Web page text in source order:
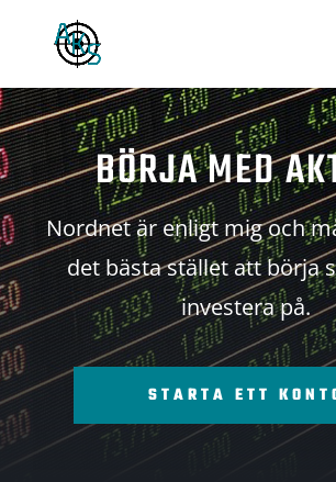
BÖRJA MED
Nordnet är enligt mig och
det bästa stället att börja
investera på.
STARTA ETT